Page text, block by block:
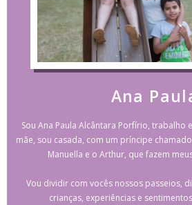
Ana
Sou Ana Paula Alcântara Porfírio,
mãe, sou casada, com um príncipe
Manuella e o Arthur, que fazem
Vou dividir com vocês nossos passeios,
crianças, experiências e